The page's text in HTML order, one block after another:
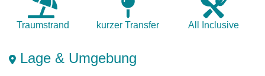
Traum­strand kurzer Transfer All Inclusive
Lage & Umgebung